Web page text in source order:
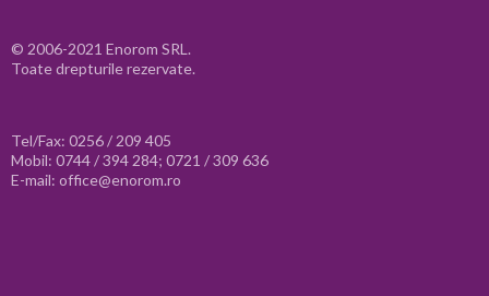
© 2006-2021 Enorom SRL.
Toate drepturile rezervate.
Tel/Fax: 0256 / 209 405
Mobil: 0744 / 394 284; 0721 / 309 636
E-mail: office@enorom.ro